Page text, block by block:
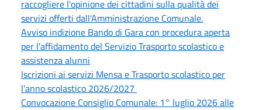
raccogliere l'opinione dei cittadini sulla qualità dei
servizi offerti dall'Amministrazione Comunale.
Avviso indizione Bando di Gara con procedura aperta
per l'affidamento del Servizio Trasporto scolastico e
assistenza alunni
Iscrizioni ai servizi Mensa e Trasporto scolastico per
l’anno scolastico 2026/2027
Convocazione Consiglio Comunale: 1° luglio 2026 alle